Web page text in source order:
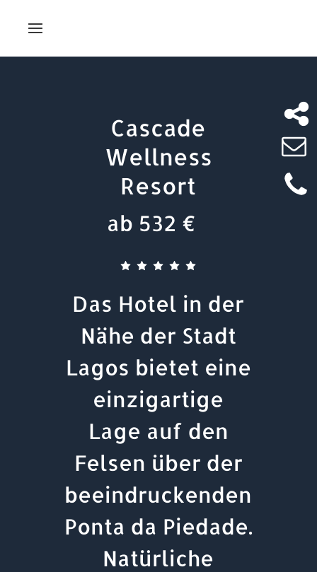
Cascade
Wellness
Resort
ab 532 €
Das Hotel in der
Nähe der Stadt
Lagos bietet eine
einzigartige
Lage auf den
Felsen über der
beeindruckenden
Ponta da Piedade.
Natürliche